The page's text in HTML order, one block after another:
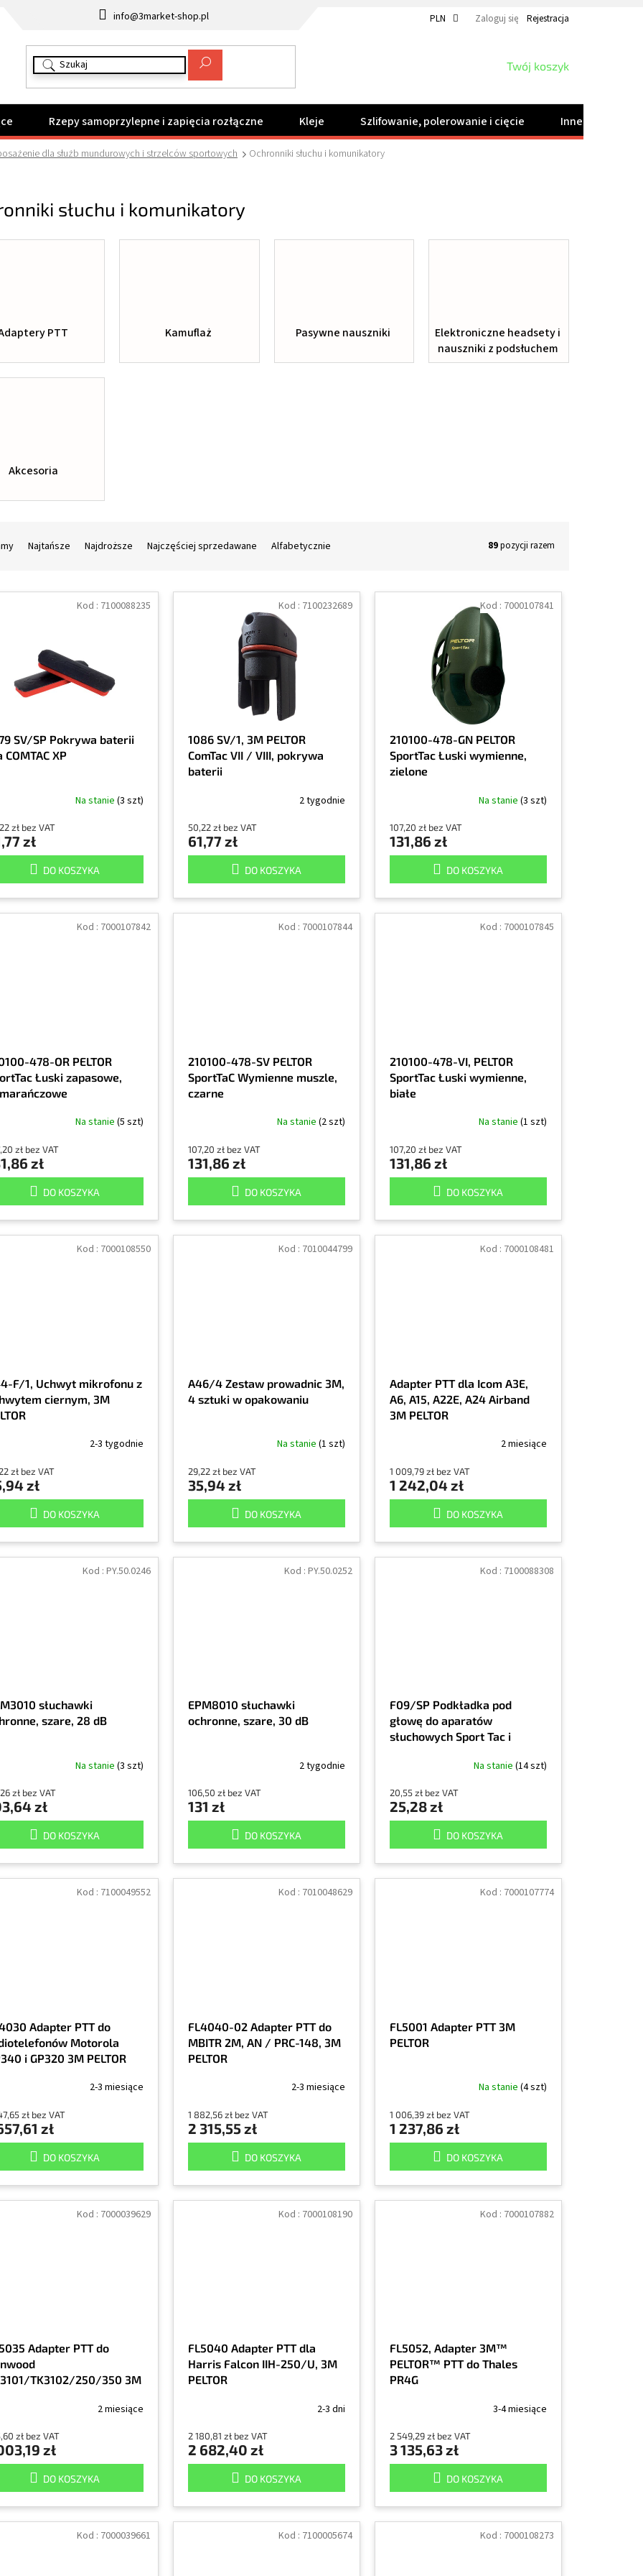
info@3market-shop.pl PLN Zaloguj się Rejestracja
KOSZYK
Twój koszyk
Rzepy samoprzylepne i zapięcia rozłączne Kleje Szlifowanie, polerowanie i cięcie Inne produkty
dla służb mundurowych i strzelców sportowych Ochronniki słuchu i komunikatory
słuchu i komunikatory
PTT Kamuflaż Pasywne nauszniki
Elektroniczne headsety i
nauszniki z podsłuchem
Akcesoria
Najtańsze Najdroższe Najczęściej sprzedawane Alfabetycznie 89pozycji razem
SV/SP Pokrywa baterii
COMTAC XP
Na stanie (3 szt)
zł bez VAT
zł
DO KOSZYKA
Kod : 7100088235
1086 SV/1, 3M PELTOR
ComTac VII / VIII, pokrywa
baterii
2 tygodnie
50,22 zł bez VAT
61,77 zł
DO KOSZYKA
Kod : 7100232689
210100-478-GN PELTOR
SportTac Łuski wymienne,
zielone
Na stanie (3 szt)
107,20 zł bez VAT
131,86 zł
DO KOSZYKA
Kod : 7000107841
478-OR PELTOR
Łuski zapasowe,
Na stanie (5 szt)
zł bez VAT
zł
DO KOSZYKA
Kod : 7000107842
210100-478-SV PELTOR
SportTaC Wymienne muszle,
czarne
Na stanie (2 szt)
107,20 zł bez VAT
131,86 zł
DO KOSZYKA
Kod : 7000107844
210100-478-VI, PELTOR
SportTac Łuski wymienne,
białe
Na stanie (1 szt)
107,20 zł bez VAT
131,86 zł
DO KOSZYKA
Kod : 7000107845
F/1, Uchwyt mikrofonu z
ciernym, 3M
2-3 tygodnie
zł bez VAT
zł
DO KOSZYKA
Kod : 7000108550
A46/4 Zestaw prowadnic 3M,
4 sztuki w opakowaniu
Na stanie (1 szt)
29,22 zł bez VAT
35,94 zł
DO KOSZYKA
Kod : 7010044799
Adapter PTT dla Icom A3E,
A6, A15, A22E, A24 Airband
3M PELTOR
2 miesiące
1 009,79 zł bez VAT
1 242,04 zł
DO KOSZYKA
Kod : 7000108481
słuchawki
szare, 28 dB
Na stanie (3 szt)
zł bez VAT
zł
DO KOSZYKA
Kod : PY.50.0246
EPM8010 słuchawki
ochronne, szare, 30 dB
2 tygodnie
106,50 zł bez VAT
131 zł
DO KOSZYKA
Kod : PY.50.0252
F09/SP Podkładka pod
głowę do aparatów
słuchowych Sport Tac i
Na stanie (14 szt)
20,55 zł bez VAT
25,28 zł
DO KOSZYKA
Kod : 7100088308
Adapter PTT do
Motorola
i GP320 3M PELTOR
2-3 miesiące
zł bez VAT
zł
DO KOSZYKA
Kod : 7100049552
FL4040-02 Adapter PTT do
MBITR 2M, AN / PRC-148, 3M
PELTOR
2-3 miesiące
1 882,56 zł bez VAT
2 315,55 zł
DO KOSZYKA
Kod : 7010048629
FL5001 Adapter PTT 3M
PELTOR
Na stanie (4 szt)
1 006,39 zł bez VAT
1 237,86 zł
DO KOSZYKA
Kod : 7000107774
Adapter PTT do
TK3102/250/350 3M
2 miesiące
zł bez VAT
zł
DO KOSZYKA
Kod : 7000039629
FL5040 Adapter PTT dla
Harris Falcon IIH-250/U, 3M
PELTOR
2-3 dni
2 180,81 zł bez VAT
2 682,40 zł
DO KOSZYKA
Kod : 7000108190
FL5052, Adapter 3M™
PELTOR™ PTT do Thales
PR4G
3-4 miesiące
2 549,29 zł bez VAT
3 135,63 zł
DO KOSZYKA
Kod : 7000107882
Kod : 7000039661 Kod : 7100005674 Kod : 7000108273